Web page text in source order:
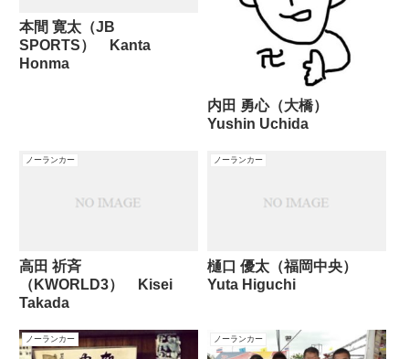
本間 寛太（JB
SPORTS） Kanta
Honma
内田 勇心（大橋）
Yushin Uchida
ノーランカー
高田 祈斉
（KWORLD3） Kisei
Takada
ノーランカー
樋口 優太（福岡中央）
Yuta Higuchi
ノーランカー ノーランカー